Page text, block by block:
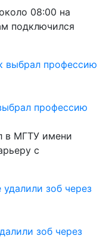
08:00 на
подключился
профессию
в МГТУ имени
с
зоб через